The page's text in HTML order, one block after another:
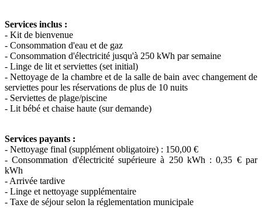
Services inclus :
- Kit de bienvenue
- Consommation d'eau et de gaz
- Consommation d'électricité jusqu'à 250 kWh par semaine
- Linge de lit et serviettes (set initial)
- Nettoyage de la chambre et de la salle de bain avec changement de
serviettes pour les réservations de plus de 10 nuits
- Serviettes de plage/piscine
- Lit bébé et chaise haute (sur demande)
Services payants :
- Nettoyage final (supplément obligatoire) : 150,00 €
- Consommation d'électricité supérieure à 250 kWh : 0,35 € par
kWh
- Arrivée tardive
- Linge et nettoyage supplémentaire
- Taxe de séjour selon la réglementation municipale